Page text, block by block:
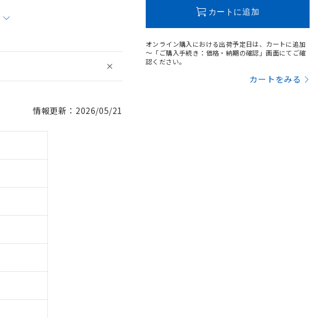
情報更新：2026/05/21
カートに追加
オンライン購入における出荷予定日は、カートに追加
～「ご購入手続き：価格・納期の確認」画面にてご確
認ください。
カートをみる